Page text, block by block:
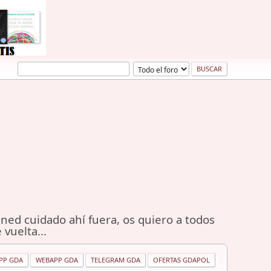
cuidado ahí fuera, os quiero a todos
vuelta...
GDA WEBAPP GDA TELEGRAM GDA OFERTAS GDAPOL